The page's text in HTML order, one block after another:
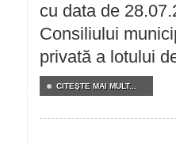
cu data de
Consiliului
privată a lotului
CITEŞTE MAI MULT...